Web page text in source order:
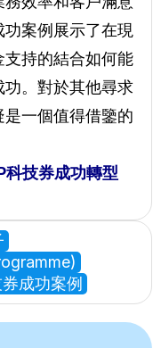
案例展示了在現
持的結合如何能
。對於其他尋求
一個值得借鑒的
技券成功轉型
成功案例